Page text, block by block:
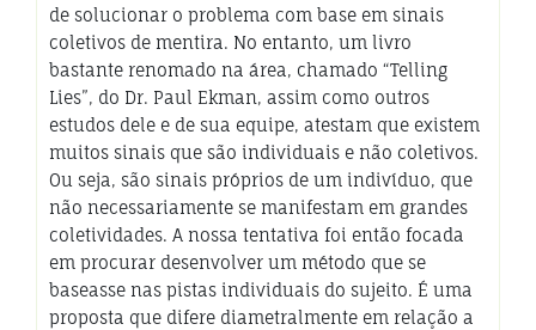
de solucionar o problema com base em sinais
coletivos de mentira. No entanto, um livro
bastante renomado na área, chamado “Telling
Lies”, do Dr. Paul Ekman, assim como outros
estudos dele e de sua equipe, atestam que existem
muitos sinais que são individuais e não coletivos.
Ou seja, são sinais próprios de um indivíduo, que
não necessariamente se manifestam em grandes
coletividades. A nossa tentativa foi então focada
em procurar desenvolver um método que se
baseasse nas pistas individuais do sujeito. É uma
proposta que difere diametralmente em relação a